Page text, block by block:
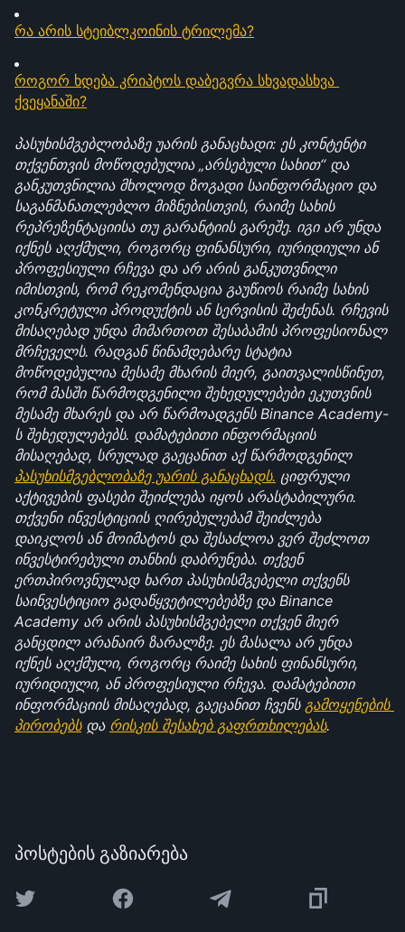
რა არის სტეიბლკოინის ტრილემა?
როგორ ხდება კრიპტოს დაბეგვრა სხვადასხვა
ქვეყანაში?
პასუხისმგებლობაზე უარის განაცხადი: ეს კონტენტი
თქვენთვის მოწოდებულია „არსებული სახით“ და
განკუთვნილია მხოლოდ ზოგადი საინფორმაციო და
საგანმანათლებლო მიზნებისთვის, რაიმე სახის
რეპრეზენტაციისა თუ გარანტიის გარეშე. იგი არ უნდა
იქნეს აღქმული, როგორც ფინანსური, იურიდიული ან
პროფესიული რჩევა და არ არის განკუთვნილი
იმისთვის, რომ რეკომენდაცია გაუწიოს რაიმე სახის
კონკრეტული პროდუქტის ან სერვისის შეძენას. რჩევის
მისაღებად უნდა მიმართოთ შესაბამის პროფესიონალ
მრჩეველს. რადგან წინამდებარე სტატია
მოწოდებულია მესამე მხარის მიერ, გაითვალისწინეთ,
რომ მასში წარმოდგენილი შეხედულებები ეკუთვნის
მესამე მხარეს და არ წარმოადგენს Binance Academy-
ს შეხედულებებს. დამატებითი ინფორმაციის
მისაღებად, სრულად გაეცანით აქ წარმოდგენილ
პასუხისმგებლობაზე უარის განაცხადს. ციფრული
აქტივების ფასები შეიძლება იყოს არასტაბილური.
თქვენი ინვესტიციის ღირებულებამ შეიძლება
დაიკლოს ან მოიმატოს და შესაძლოა ვერ შეძლოთ
ინვესტირებული თანხის დაბრუნება. თქვენ
ერთპიროვნულად ხართ პასუხისმგებელი თქვენს
საინვესტიციო გადაწყვეტილებებზე და Binance
Academy არ არის პასუხისმგებელი თქვენ მიერ
განცდილ არანაირ ზარალზე. ეს მასალა არ უნდა
იქნეს აღქმული, როგორც რაიმე სახის ფინანსური,
იურიდიული, ან პროფესიული რჩევა. დამატებითი
ინფორმაციის მისაღებად, გაეცანით ჩვენს გამოყენების
პირობებს და რისკის შესახებ გაფრთხილებას.
პოსტების გაზიარება